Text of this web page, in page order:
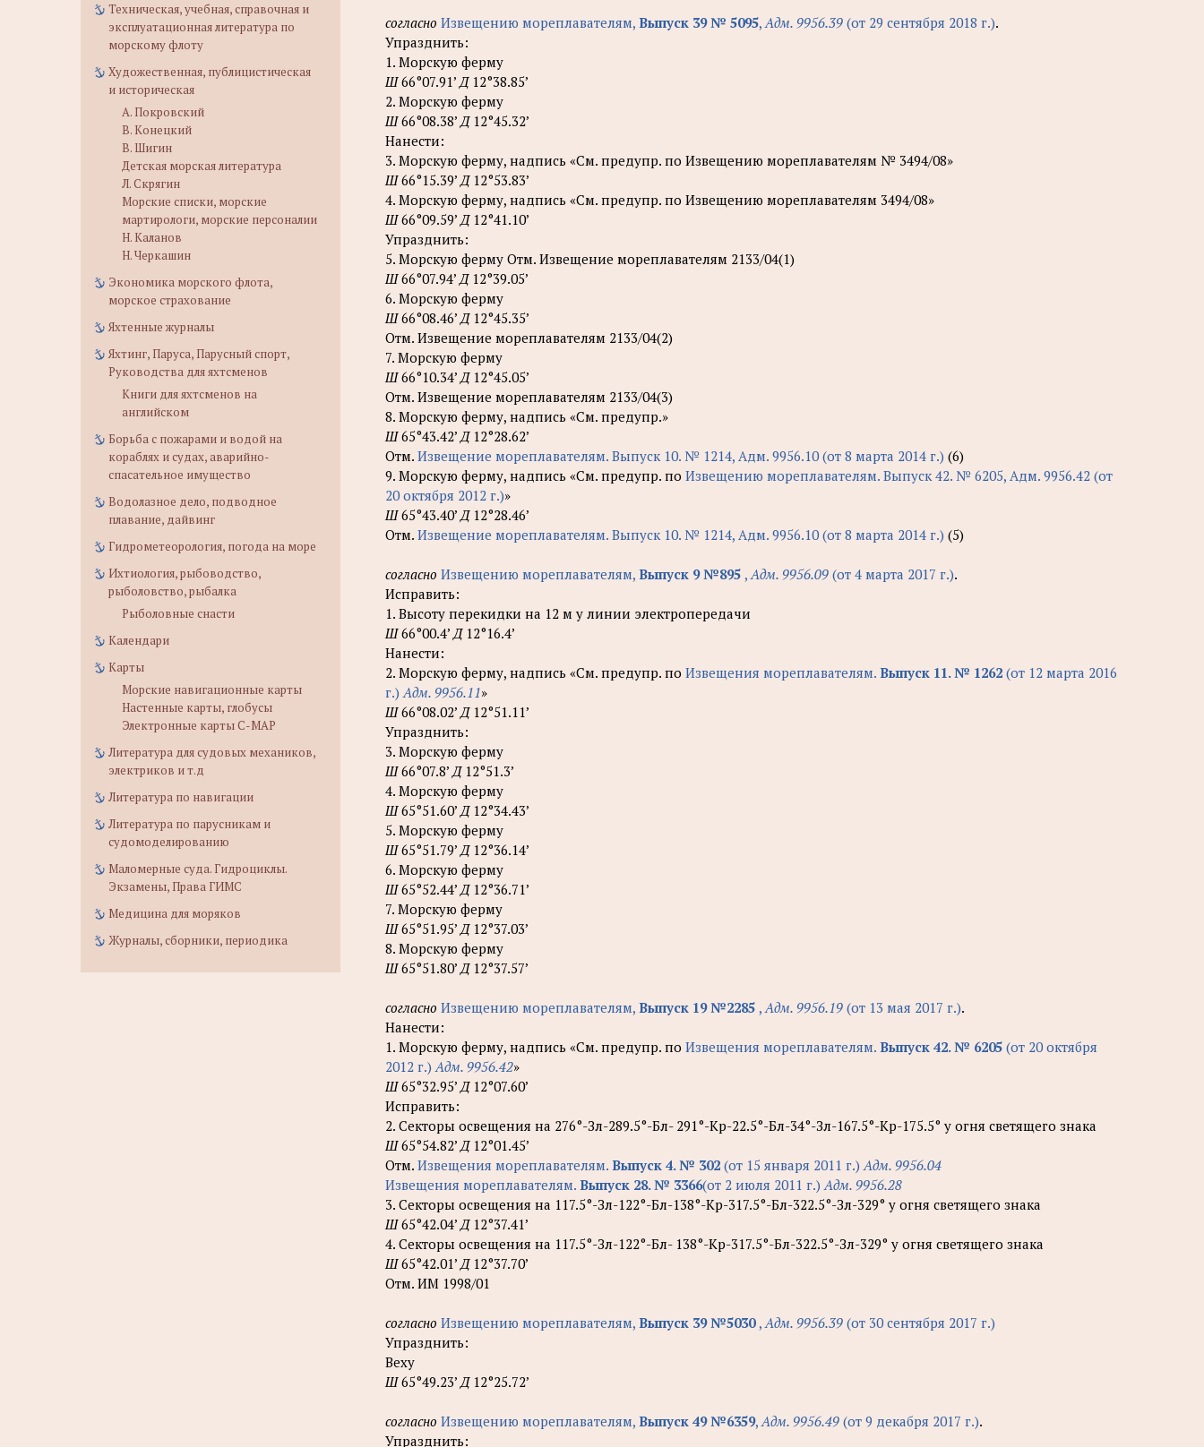
Техническая, учебная, справочная и
эксплуатационная литература по
морскому флоту
Художественная, публицистическая
и историческая
А. Покровский
В. Конецкий
В. Шигин
Детская морская литература
Л. Скрягин
Морские списки, морские
мартирологи, морские персоналии
Н. Каланов
Н. Черкашин
Экономика морского флота,
морское страхование
Яхтенные журналы
Яхтинг, Паруса, Парусный спорт,
Руководства для яхтсменов
Книги для яхтсменов на
английском
Борьба с пожарами и водой на
кораблях и судах, аварийно-
спасательное имущество
Водолазное дело, подводное
плавание, дайвинг
Гидрометеорология, погода на море
Ихтиология, рыбоводство,
рыболовство, рыбалка
Рыболовные снасти
Календари
Карты
Морские навигационные карты
Настенные карты, глобусы
Электронные карты C-MAP
Литература для судовых механиков,
электриков и т.д
Литература по навигации
Литература по парусникам и
судомоделированию
Маломерные суда. Гидроциклы.
Экзамены, Права ГИМС
Медицина для моряков
Журналы, сборники, периодика
согласно Извещению мореплавателям, Выпуск 39 № 5095,Адм. 9956.39 (от 29 сентября 2018 г.).
Упразднить:
1. Морскую ферму
Ш66°07.91’Д12°38.85’
2. Морскую ферму
Ш66°08.38’Д12°45.32’
Нанести:
3. Морскую ферму, надпись «См. предупр. по Извещению мореплавателям № 3494/08»
Ш66°15.39’Д12°53.83’
4. Морскую ферму, надпись «См. предупр. по Извещению мореплавателям 3494/08»
Ш66°09.59’Д12°41.10’
Упразднить:
5. Морскую ферму Отм. Извещение мореплавателям 2133/04(1)
Ш66°07.94’Д12°39.05’
6. Морскую ферму
Ш66°08.46’Д12°45.35’
Отм. Извещение мореплавателям 2133/04(2)
7. Морскую ферму
Ш66°10.34’Д12°45.05’
Отм. Извещение мореплавателям 2133/04(3)
8. Морскую ферму, надпись «См. предупр.»
Ш65°43.42’Д12°28.62’
Отм. Извещение мореплавателям. Выпуск 10. № 1214, Адм. 9956.10 (от 8 марта 2014 г.) (6)
9. Морскую ферму, надпись «См. предупр. по Извещению мореплавателям. Выпуск 42. № 6205, Адм. 9956.42 (от
20 октября 2012 г.)»
Ш65°43.40’Д12°28.46’
Отм. Извещение мореплавателям. Выпуск 10. № 1214, Адм. 9956.10 (от 8 марта 2014 г.) (5)
согласно Извещению мореплавателям, Выпуск 9 №895 ,Адм. 9956.09 (от 4 марта 2017 г.).
Исправить:
1. Высоту перекидки на 12 м у линии электропередачи
Ш66°00.4’Д12°16.4’
Нанести:
2. Морскую ферму, надпись «См. предупр. по Извещения мореплавателям. Выпуск 11. № 1262 (от 12 марта 2016
г.)Адм. 9956.11»
Ш66°08.02’Д12°51.11’
Упразднить:
3. Морскую ферму
Ш66°07.8’Д12°51.3’
4. Морскую ферму
Ш65°51.60’Д12°34.43’
5. Морскую ферму
Ш65°51.79’Д12°36.14’
6. Морскую ферму
Ш65°52.44’Д12°36.71’
7. Морскую ферму
Ш65°51.95’Д12°37.03’
8. Морскую ферму
Ш65°51.80’Д12°37.57’
согласно Извещению мореплавателям, Выпуск 19 №2285 ,Адм. 9956.19 (от 13 мая 2017 г.).
Нанести:
1. Морскую ферму, надпись «См. предупр. по Извещения мореплавателям. Выпуск 42. № 6205 (от 20 октября
2012 г.)Адм. 9956.42»
Ш65°32.95’Д12°07.60’
Исправить:
2. Секторы освещения на 276°-Зл-289.5°-Бл- 291°-Кр-22.5°-Бл-34°-Зл-167.5°-Кр-175.5° у огня светящего знака
Ш65°54.82’Д12°01.45’
Отм. Извещения мореплавателям. Выпуск 4. № 302 (от 15 января 2011 г.)Адм. 9956.04
Извещения мореплавателям. Выпуск 28. № 3366(от 2 июля 2011 г.)Адм. 9956.28
3. Секторы освещения на 117.5°-Зл-122°-Бл-138°-Кр-317.5°-Бл-322.5°-Зл-329° у огня светящего знака
Ш65°42.04’Д12°37.41’
4. Секторы освещения на 117.5°-Зл-122°-Бл- 138°-Кр-317.5°-Бл-322.5°-Зл-329° у огня светящего знака
Ш65°42.01’Д12°37.70’
Отм. ИМ 1998/01
согласно Извещению мореплавателям, Выпуск 39 №5030 ,Адм. 9956.39 (от 30 сентября 2017 г.)
Упразднить:
Веху
Ш65°49.23’Д12°25.72’
согласно Извещению мореплавателям, Выпуск 49 №6359,Адм. 9956.49 (от 9 декабря 2017 г.).
Упразднить: